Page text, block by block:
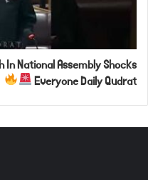
In National Assembly Shocks
Everyone Daily Qudrat